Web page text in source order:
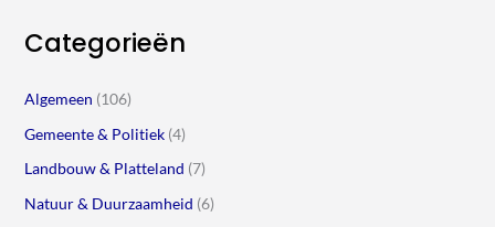
Categorieën
Algemeen (106)
Gemeente & Politiek(4)
Landbouw & Platteland (7)
Natuur & Duurzaamheid (6)